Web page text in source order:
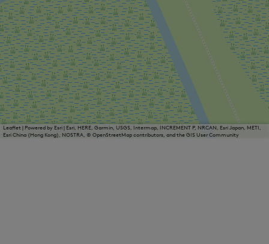
Leaflet|Powered by Esri | Esri, HERE, Garmin, USGS, Intermap, INCREMENT P, NRCAN, Esri Japan, METI,
Esri China (Hong Kong), NOSTRA, © OpenStreetMap contributors, and the GIS User Community